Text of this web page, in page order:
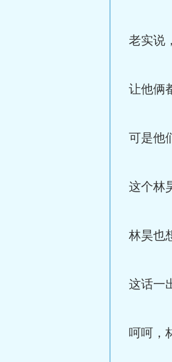
老实说
让他俩
可是他
这个林
林昊也
这话一
呵呵，